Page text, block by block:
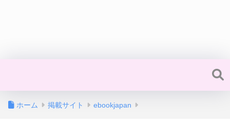
ホーム 掲載サイト ebookjapan